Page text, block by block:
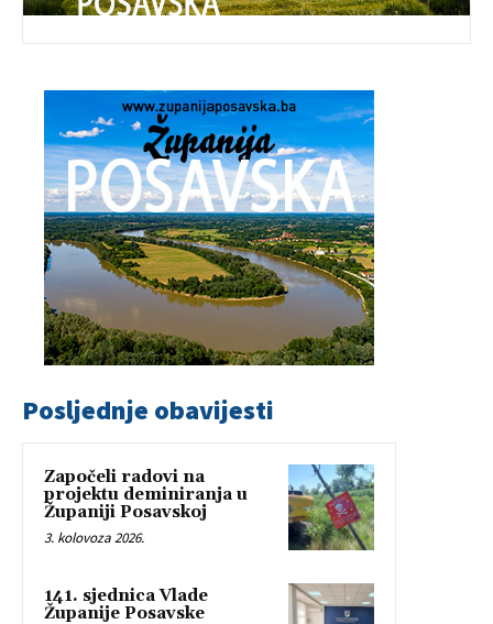
Posljednje obavijesti
Započeli radovi na
projektu deminiranja u
Županiji Posavskoj
3. kolovoza 2026.
141. sjednica Vlade
Županije Posavske